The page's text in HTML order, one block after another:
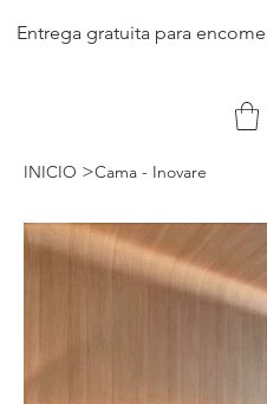
Entrega gratuita para
INICIO >Cama - Inovare